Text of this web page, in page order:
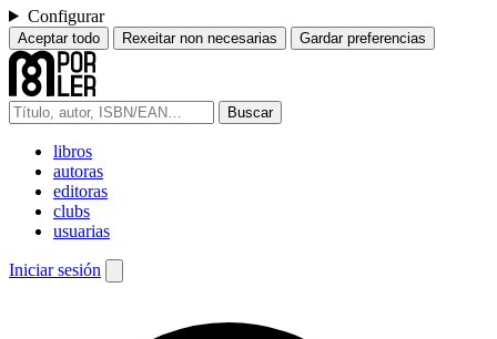
Configurar
Aceptar todo Rexeitar non necesarias Gardar preferencias
Buscar
libros
autoras
editoras
clubs
usuarias
Iniciar sesión